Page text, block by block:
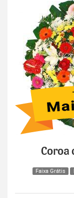
Coroa
Faixa Grátis